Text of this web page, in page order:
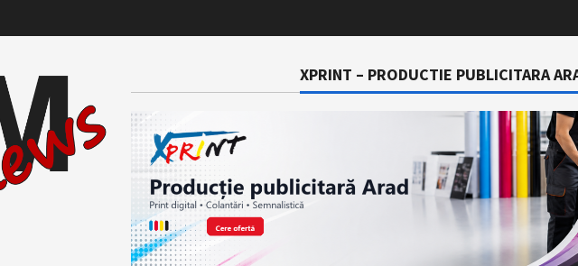
XPRINT – PRODUCTIE PUBLICITARA